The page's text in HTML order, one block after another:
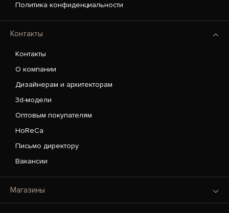
Политика конфиденциальности
Контакты
Контакты
О компании
Дизайнерам и архитекторам
3d-модели
Оптовым покупателям
HoReCa
Письмо директору
Вакансии
Магазины